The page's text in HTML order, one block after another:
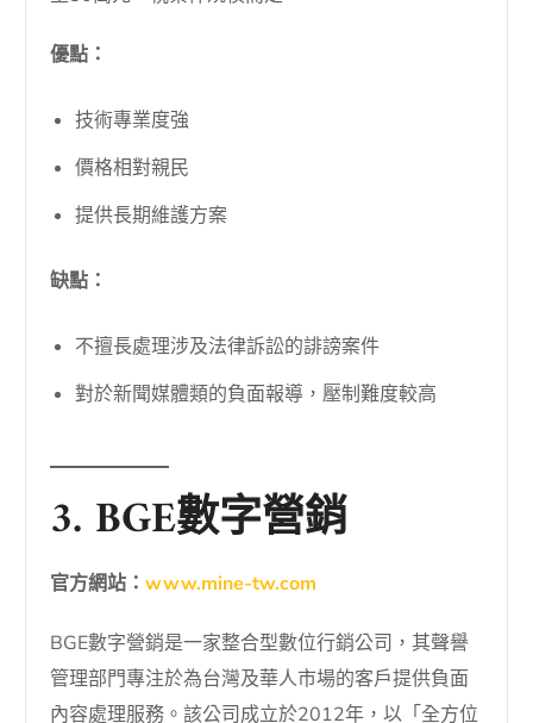
優點：
技術專業度強
價格相對親民
提供長期維護方案
缺點：
不擅長處理涉及法律訴訟的誹謗案件
對於新聞媒體類的負面報導，壓制難度較高
3. BGE數字營銷
官方網站：www.mine-tw.com
BGE數字營銷是一家整合型數位行銷公司，其聲譽
管理部門專注於為台灣及華人市場的客戶提供負面
內容處理服務。該公司成立於2012年，以「全方位